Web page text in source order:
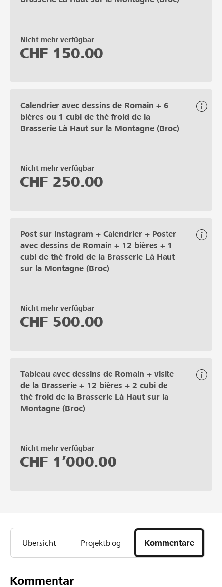
Nicht mehr verfügbar
CHF 150.00
Calendrier avec dessins de Romain + 6
bières ou 1 cubi de thé froid de la
Brasserie Là Haut sur la Montagne (Broc)
Nicht mehr verfügbar
CHF 250.00
Post sur Instagram + Calendrier + Poster
avec dessins de Romain + 12 bières + 1
cubi de thé froid de la Brasserie Là Haut
sur la Montagne (Broc)
Nicht mehr verfügbar
CHF 500.00
Tableau avec dessins de Romain + visite
de la Brasserie + 12 bières + 2 cubi de
thé froid de la Brasserie Là Haut sur la
Montagne (Broc)
Nicht mehr verfügbar
CHF 1’000.00
Übersicht Projektblog Kommentare
Kommentar